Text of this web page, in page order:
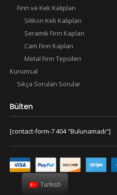
Fırın ve Kek Kalıpları
Silikon Kek Kalıpları
Seramik Fırın Kapları
Cam Fırın Kapları
Metal Fırın Tepsileri
Kurumsal
Sıkça Sorulan Sorular
Bülten
[contact-form-7 404 "Bulunamadı"]
Turkish